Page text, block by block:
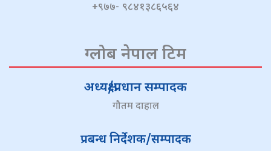
+९७७- ९८४१३८६५६४
ग्लोब नेपाल टिम
अध्यक्ष/प्रधान सम्पादक
गौतम दाहाल
प्रबन्ध निर्देशक/सम्पादक